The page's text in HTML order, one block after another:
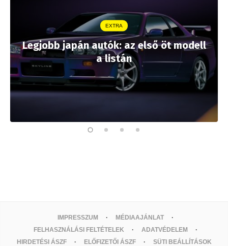
EXTRA
Legjobb japán autók: az első öt modell
a listán
IMPRESSZUM
MÉDIAAJÁNLAT
FELHASZNÁLÁSI FELTÉTELEK
ADATVÉDELEM
HIRDETÉSI ÁSZF
ELŐFIZETŐI ÁSZF SÜTI BEÁLLÍTÁSOK